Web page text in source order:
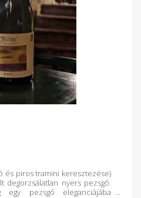
és piros tramini keresztezése)
degorzsálatlan nyers pezsgő.
pezsgő eleganciájába